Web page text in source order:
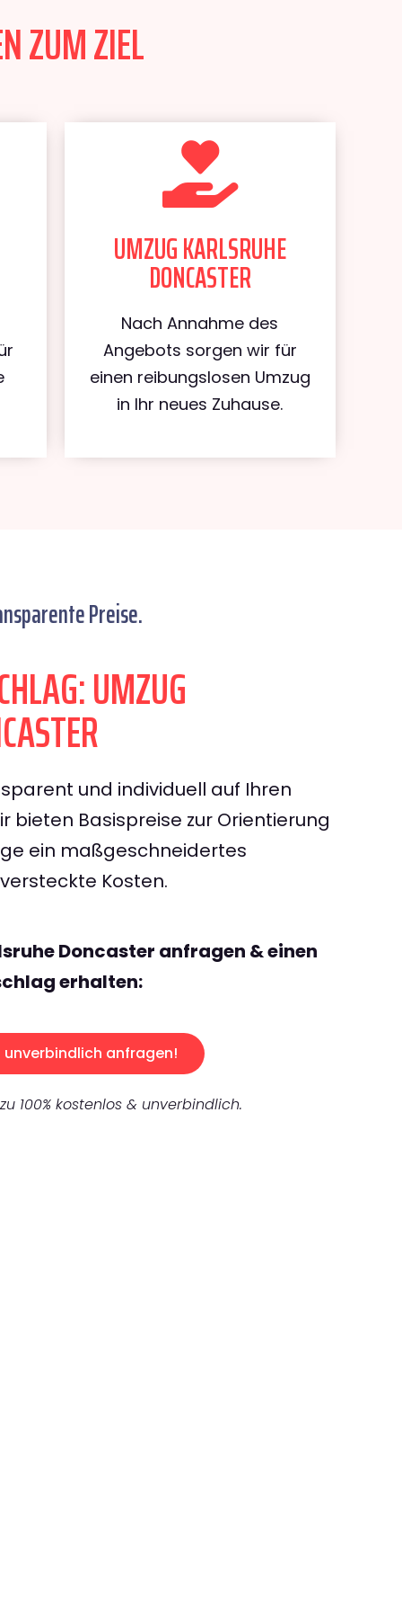
ZUM ZIEL
UMZUG KARLSRUHE
DONCASTER
Nach Annahme des
Angebots sorgen wir für
einen reibungslosen Umzug
in Ihr neues Zuhause.
Preise.
UMZUG
und individuell auf Ihren
bieten Basispreise zur Orientierung
ein maßgeschneidertes
Kosten.
Doncaster anfragen & einen
erhalten:
unverbindlich anfragen!
100% kostenlos & unverbindlich.